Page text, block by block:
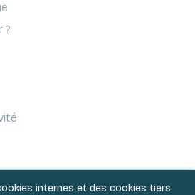
?
internes et des cookies tiers